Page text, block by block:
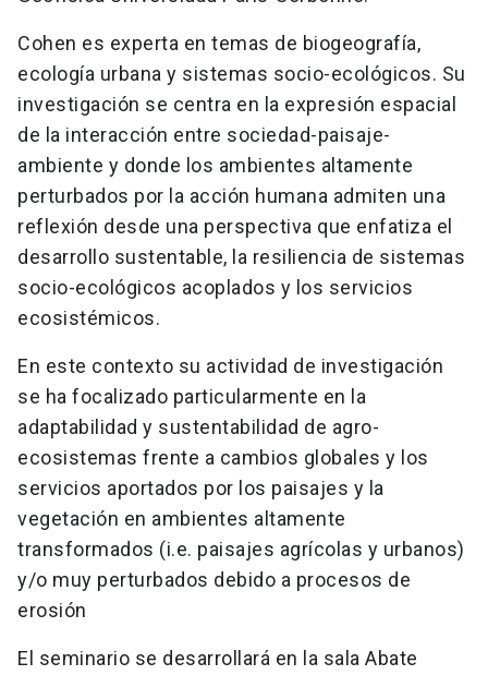
Cohen es experta en temas de biogeografía,
ecología urbana y sistemas socio-ecológicos. Su
investigación se centra en la expresión espacial
de la interacción entre sociedad-paisaje-
ambiente y donde los ambientes altamente
perturbados por la acción humana admiten una
reflexión desde una perspectiva que enfatiza el
desarrollo sustentable, la resiliencia de sistemas
socio-ecológicos acoplados y los servicios
ecosistémicos.
En este contexto su actividad de investigación
se ha focalizado particularmente en la
adaptabilidad y sustentabilidad de agro-
ecosistemas frente a cambios globales y los
servicios aportados por los paisajes y la
vegetación en ambientes altamente
transformados (i.e. paisajes agrícolas y urbanos)
y/o muy perturbados debido a procesos de
erosión
El seminario se desarrollará en la sala Abate